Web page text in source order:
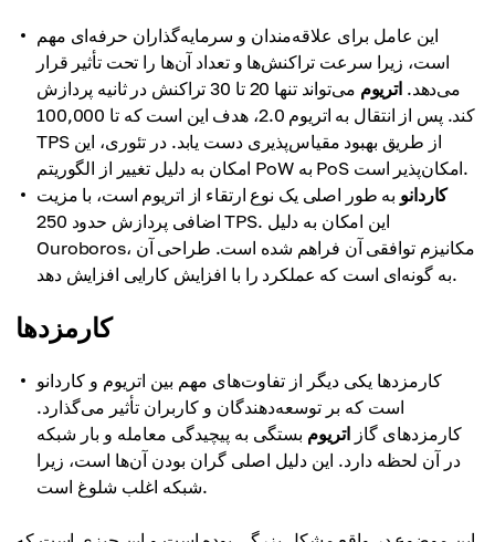
این عامل برای علاقه‌مندان و سرمایه‌گذاران حرفه‌ای مهم
است، زیرا سرعت تراکنش‌ها و تعداد آن‌ها را تحت تأثیر قرار
می‌دهد.اتریوم
می‌تواند تنها 20 تا 30 تراکنش در ثانیه پردازش
کند. پس از انتقال به اتریوم 2.0، هدف این است که تا 100,000
TPS از طریق بهبود مقیاس‌پذیری دست یابد. در تئوری، این
امکان به دلیل تغییر از الگوریتم PoW به PoS امکان‌پذیر است.
کاردانو به طور اصلی یک نوع ارتقاء از اتریوم است، با مزیت
اضافی پردازش حدود 250 TPS. این امکان به دلیل
Ouroboros، مکانیزم توافقی آن فراهم شده است. طراحی آن
به گونه‌ای است که عملکرد را با افزایش کارایی افزایش دهد.
کارمزدها
کارمزدها یکی دیگر از تفاوت‌های مهم بین اتریوم و کاردانو
است که بر توسعه‌دهندگان و کاربران تأثیر می‌گذارد.
کارمزدهای گاز اتریوم بستگی به پیچیدگی معامله و بار شبکه
در آن لحظه دارد. این دلیل اصلی گران بودن آن‌ها است، زیرا
شبکه اغلب شلوغ است.